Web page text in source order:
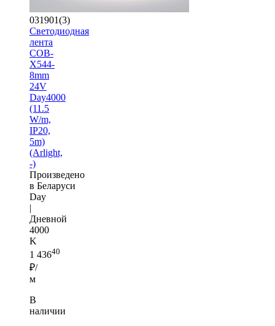
031901(3)
Светодиодная
лента
COB-
X544-
8mm
24V
Day4000
(11.5
W/m,
IP20,
5m)
(Arlight,
-)
Произведено
в Беларуси
Day
|
Дневной
4000
K
1 43640
₽/
м
В
наличии